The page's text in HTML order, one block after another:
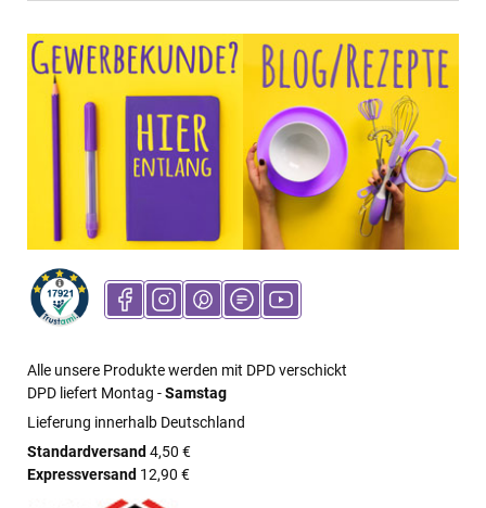
Alle unsere Produkte werden mit DPD verschickt
DPD liefert Montag -Samstag
Lieferung innerhalb Deutschland
Standardversand 4,50 €
Expressversand 12,90 €